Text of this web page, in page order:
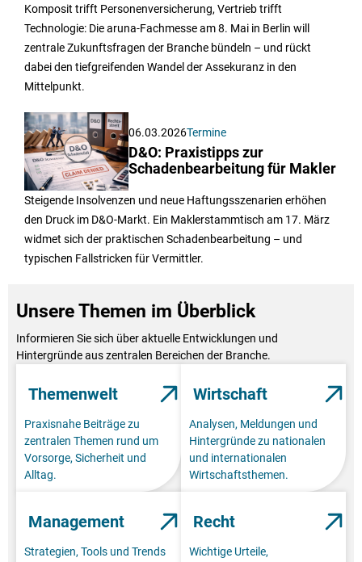
Komposit trifft Personenversicherung, Vertrieb trifft
Technologie: Die aruna-Fachmesse am 8. Mai in Berlin will
zentrale Zukunftsfragen der Branche bündeln – und rückt
dabei den tiefgreifenden Wandel der Assekuranz in den
Mittelpunkt.
06.03.2026Termine
D&O: Praxistipps zur
Schadenbearbeitung für Makler
Steigende Insolvenzen und neue Haftungsszenarien erhöhen
den Druck im D&O-Markt. Ein Maklerstammtisch am 17. März
widmet sich der praktischen Schadenbearbeitung – und
typischen Fallstricken für Vermittler.
Unsere Themen im Überblick
Informieren Sie sich über aktuelle Entwicklungen und
Hintergründe aus zentralen Bereichen der Branche.
Themenwelt
Praxisnahe Beiträge zu
zentralen Themen rund um
Vorsorge, Sicherheit und
Alltag.
Wirtschaft
Analysen, Meldungen und
Hintergründe zu nationalen
und internationalen
Wirtschaftsthemen.
Management
Strategien, Tools und Trends
Recht
Wichtige Urteile,